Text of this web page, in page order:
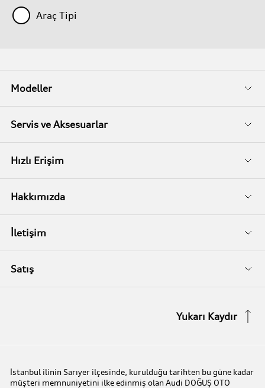
Araç Tipi
Modeller
Fiyat Listeleri
Kampanyalar
Servis ve Aksesuarlar
Audi Garanti
Audi Kasko
Audi Garanti Plus
Serviste Prestijin 7 Prensibi
Audi Online Team
Hızlı Erişim
Servis Randevusu
Hakkımızda
Biz Kimiz?
İletişim
İletişim Bilgileri
Satış
Audi prime :plus
Yukarı Kaydır
İstanbul ilinin Sarıyer ilçesinde, kurulduğu tarihten bu güne kadar
müşteri memnuniyetini ilke edinmiş olan Audi DOĞUŞ OTO